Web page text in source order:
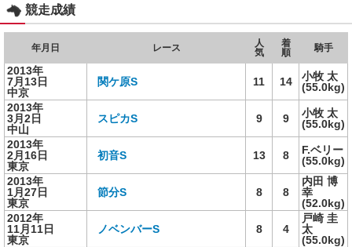
競走成績
年月日 レース
人
気
着
順
騎手
2013年
7月13日
中京
関ケ原S 11 14
小牧 太
(55.0kg)
2013年
3月2日
中山
スピカS 9 9
小牧 太
(55.0kg)
2013年
2月16日
東京
初音S 13 8
F.ベリー
(55.0kg)
2013年
1月27日
東京
節分S 8 8
内田 博
幸
(52.0kg)
2012年
11月11日
東京
ノベンバーS 8 4
戸崎 圭
太
(55.0kg)